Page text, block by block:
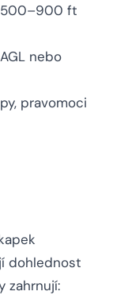
ft
nebo
pravomoci
dohlednost
zahrnují: